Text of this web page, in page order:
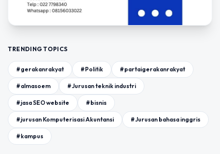
TRENDING TOPICS
#gerakanrakyat #Politik #partaigerakanrakyat
#almasoem #Jurusan teknik industri
#jasa SEO website #bisnis
#jurusan Komputerisasi Akuntansi #Jurusan bahasa inggris
#kampus